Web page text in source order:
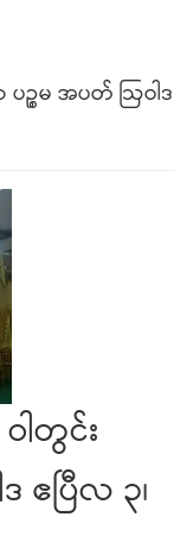
ပဉ္စမ အပတ် ဩဝါဒ
ါတွင်း
ပြီလ ၃၊